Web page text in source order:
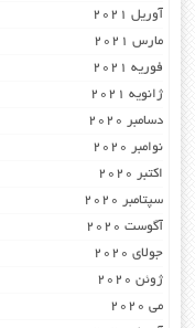
آوریل 2021
مارس 2021
فوریه 2021
ژانویه 2021
دسامبر 2020
نوامبر 2020
اکتبر 2020
سپتامبر 2020
آگوست 2020
جولای 2020
ژوئن 2020
می 2020